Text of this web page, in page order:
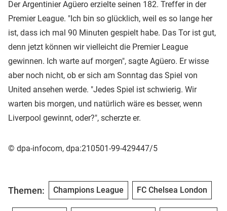
Der Argentinier Agüero erzielte seinen 182. Treffer in der
Premier League. "Ich bin so glücklich, weil es so lange her
ist, dass ich mal 90 Minuten gespielt habe. Das Tor ist gut,
denn jetzt können wir vielleicht die Premier League
gewinnen. Ich warte auf morgen", sagte Agüero. Er wisse
aber noch nicht, ob er sich am Sonntag das Spiel von
United ansehen werde. "Jedes Spiel ist schwierig. Wir
warten bis morgen, und natürlich wäre es besser, wenn
Liverpool gewinnt, oder?", scherzte er.
© dpa-infocom, dpa:210501-99-429447/5
Themen: Champions League FC Chelsea London